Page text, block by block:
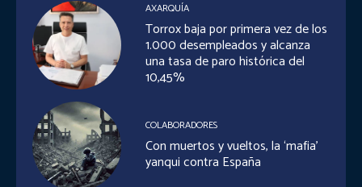
AXARQUÍA
Torrox baja por primera vez de los
1.000 desempleados y alcanza
una tasa de paro histórica del
10,45%
COLABORADORES
Con muertos y vueltos, la ‘mafia’
yanqui contra España